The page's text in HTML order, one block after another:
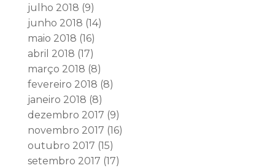
julho 2018 (9)
junho 2018 (14)
maio 2018 (16)
abril 2018 (17)
março 2018 (8)
fevereiro 2018 (8)
janeiro 2018 (8)
dezembro 2017 (9)
novembro 2017 (16)
outubro 2017 (15)
setembro 2017 (17)